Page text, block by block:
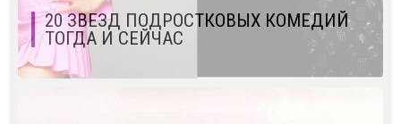
20 ЗВЕЗД ПОДРОСТКОВЫХ КОМЕДИЙ
ТОГДА И СЕЙЧАС